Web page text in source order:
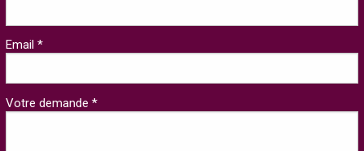
Email *
Votre demande *